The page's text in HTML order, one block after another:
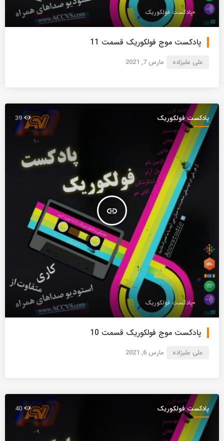
پادکست فولکوریک
پادکست موج فولکوریک قسمت 11
علی علیزاده مارس 7, 2021
پادکست فولکوریک
insert_link
39
پادکست فولکوریک
پادکست موج فولکوریک قسمت 10
علی علیزاده مارس 6, 2021
پادکست فولکوریک 40